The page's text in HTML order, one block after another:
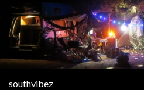
southvibez